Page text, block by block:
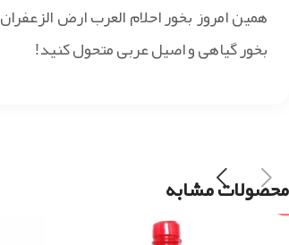
همین امروز بخور احلام العرب ارض
بخور گیاهی و اصیل عربی متحول کنید!
محصولات مشابه